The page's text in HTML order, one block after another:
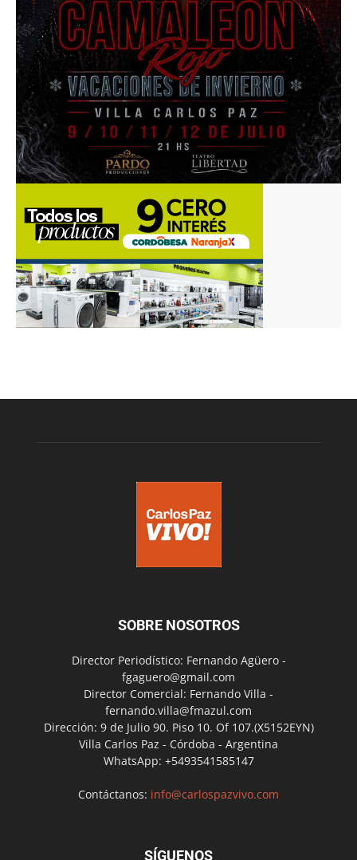
SOBRE NOSOTROS
Director Periodístico: Fernando Agüero -
fgaguero@gmail.com
Director Comercial: Fernando Villa -
fernando.villa@fmazul.com
Dirección: 9 de Julio 90. Piso 10. Of 107.(X5152EYN)
Villa Carlos Paz - Córdoba - Argentina
WhatsApp: +5493541585147
Contáctanos: info@carlospazvivo.com
SÍGUENOS